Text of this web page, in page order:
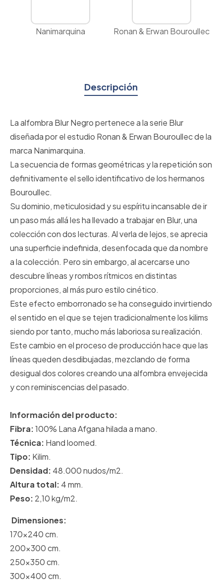
Nanimarquina Ronan & Erwan Bouroullec
Descripción
La alfombra Blur Negro pertenece a la serie Blur
diseñada por el estudio Ronan & Erwan Bouroullec de la
marca Nanimarquina.
La secuencia de formas geométricas y la repetición son
definitivamente el sello identificativo de los hermanos
Bouroullec.
Su dominio, meticulosidad y su espíritu incansable de ir
un paso más allá les ha llevado a trabajar en Blur, una
colección con dos lecturas. Al verla de lejos, se aprecia
una superficie indefinida, desenfocada que da nombre
a la colección. Pero sin embargo, al acercarse uno
descubre líneas y rombos rítmicos en distintas
proporciones, al más puro estilo cinético.
Este efecto emborronado se ha conseguido invirtiendo
el sentido en el que se tejen tradicionalmente los kilims
siendo por tanto, mucho más laboriosa su realización.
Este cambio en el proceso de producción hace que las
líneas queden desdibujadas, mezclando de forma
desigual dos colores creando una alfombra envejecida
y con reminiscencias del pasado.
Información del producto:
Fibra:100% Lana Afgana hilada a mano.
Técnica: Hand loomed.
Tipo: Kilim.
Densidad: 48.000 nudos/m2.
Altura total: 4 mm.
Peso: 2,10 kg/m2.
Dimensiones:
170x240 cm.
200x300 cm.
250x350 cm.
300x400 cm.